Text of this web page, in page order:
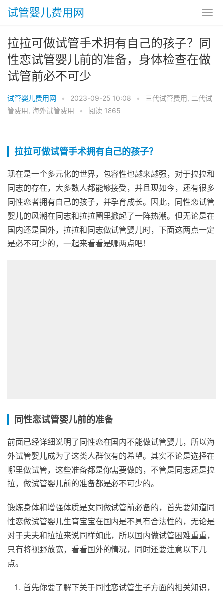
试管婴儿费用网
拉拉可做试管手术拥有自己的孩子？同
性恋试管婴儿前的准备，身体检查在做
试管前必不可少
试管婴儿费用网 • 2023-09-25 10:08 • 三代试管费用, 二代试
管费用, 海外试管费用 • 阅读 1865
拉拉可做试管手术拥有自己的孩子？
现在是一个多元化的世界，包容性也越来越强，对于拉拉和
同志的存在，大多数人都能够接受，并且现如今，还有很多
同性恋者拥有自己的孩子，并孕育成长。因此，同性恋试管
婴儿的风潮在同志和拉拉圈里掀起了一阵热潮。但无论是在
国内还是国外，拉拉和同志做试管婴儿时，下面这两点一定
是必不可少的，一起来看看是哪两点吧！
同性恋试管婴儿前的准备
前面已经详细说明了同性恋在国内不能做试管婴儿，所以海
外试管婴儿成为了这类人群仅有的希望。其实不论是选择在
哪里做试管，这些准备都是你需要做的，不管是同志还是拉
拉，做试管婴儿前的准备都是必不可少的。
锻炼身体和增强体质是女同做试管前必备的，首先要知道同
性恋做试管婴儿生育宝宝在国内是不具有合法性的，无论是
对于夫夫和拉拉来说同样如此，所以国内做试管困难重重，
只有将视野放宽，看看国外的情况，同时还要注意以下几
点。
首先你要了解下关于同性恋试管生子方面的相关知识，